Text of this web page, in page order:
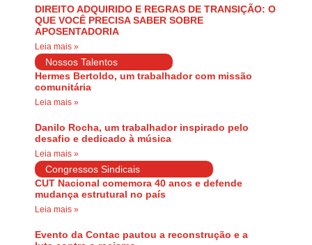
DIREITO ADQUIRIDO E REGRAS DE TRANSIÇÃO: O
QUE VOCÊ PRECISA SABER SOBRE
APOSENTADORIA
Leia mais »
Nossos Talentos
Hermes Bertoldo, um trabalhador com missão
comunitária
Leia mais »
Danilo Rocha, um trabalhador inspirado pelo
desafio e dedicado à música
Leia mais »
Congressos Sindicais
CUT Nacional comemora 40 anos e defende
mudança estrutural no país
Leia mais »
Evento da Contac pautou a reconstrução e a